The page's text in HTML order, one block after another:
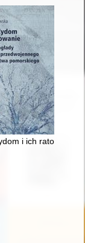
budowano
i ich ratowanie